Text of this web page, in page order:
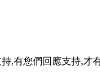
,有您們回應支持,才